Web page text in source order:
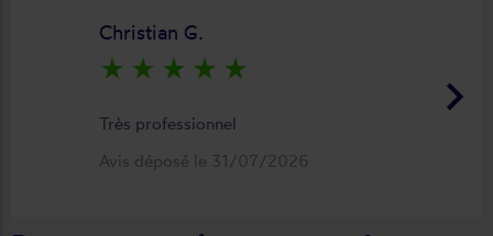
keyboard_arrow_right
Christian G.
star_rate star_rate star_rate star_rate star_rate
Très professionnel
Avis déposé le 31/07/2026